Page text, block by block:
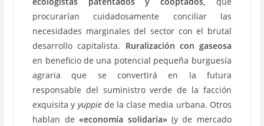
procurarían cuidadosamente conciliar las
necesidades marginales del sector con el brutal
desarrollo capitalista. Ruralización con gaseosa
en beneficio de una potencial pequeña burguesía
agraria que se convertirá en la futura
responsable del suministro verde de la facción
exquisita y yuppie de la clase media urbana. Otros
hablan de«economía solidaria» (y de mercado